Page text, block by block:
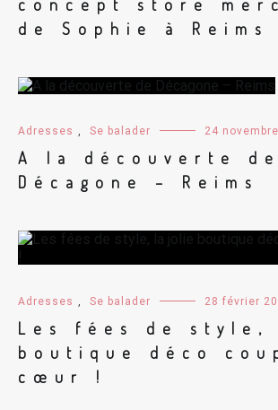
concept store
de Sophie à Reims
Adresses Se balader 24
A la découverte de
Décagone – Reims
Adresses Se balader 28 février
Les fées de
boutique déco
cœur !